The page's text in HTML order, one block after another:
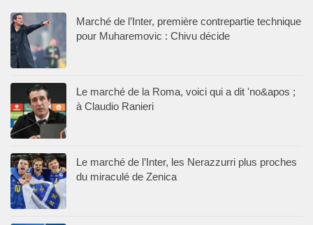
Marché de l’Inter, première contrepartie technique
pour Muharemovic : Chivu décide
Le marché de la Roma, voici qui a dit 'no&apos ;
à Claudio Ranieri
Le marché de l’Inter, les Nerazzurri plus proches
du miraculé de Zenica